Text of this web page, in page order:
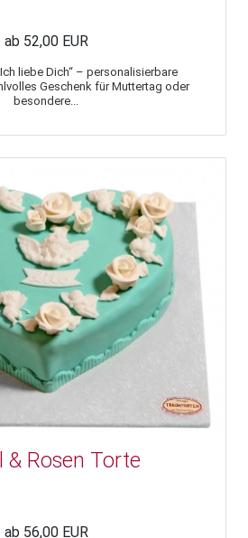
ab 52,00 EUR
liebe Dich“ – personalisierbare
Geschenk für Muttertag oder
besondere...
& Rosen Torte
ab 56,00 EUR